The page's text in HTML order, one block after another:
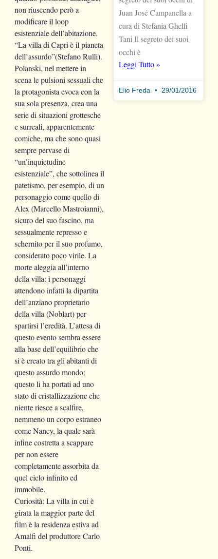
non riuscendo però a
modificare il loop
esistenziale dell’abitazione.
“La villa di Capri è il pianeta
dell’assurdo”(Stefano Rulli).
Polanski, nel mettere in
scena le pulsioni sessuali che
la protagonista evoca con la
sua sola presenza, crea una
serie di situazioni grottesche
e surreali, apparentemente
comiche, ma che sono quasi
sempre pervase di
“un’inquietudine
esistenziale”, che sottolinea il
patetismo, per esempio, di un
personaggio come quello di
Alex (Marcello Mastroianni),
sicuro del suo fascino, ma
sessualmente represso e
schernito per il suo profumo,
considerato poco virile. La
morte aleggia all’interno
della villa: i personaggi
attendono infatti la dipartita
dell’anziano proprietario
della villa (Noblart) per
spartirsi l’eredità. L’attesa di
questo evento sembra essere
alla base dell’equilibrio che
si è creato tra gli abitanti di
questo assurdo mondo;
questo li ha portati ad uno
stato di cristallizzazione che
niente riesce a scalfire,
nemmeno un corpo estraneo
come Nancy, la quale sarà
infine costretta a scappare
per non essere
completamente assorbita da
quel ciclo infinito ed
immobile.
Curiosità: La villa in cui è
girata la maggior parte del
film è la residenza estiva ad
Amalfi del produttore Carlo
Ponti.
Juan José Campanella a
cura di Stefania Ghelfi
Tani Il segreto dei suoi
occhi è
Leggi Tutto »
Elio Freda 29/01/2016